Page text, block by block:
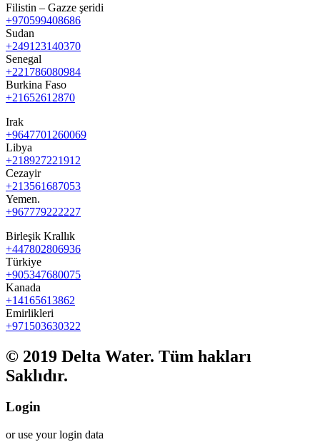
Filistin – Gazze şeridi
+970599408686
Sudan
+249123140370
Senegal
+221786080984
Burkina Faso
+21652612870
Irak
+9647701260069
Libya
+218927221912
Cezayir
+213561687053
Yemen.
+967779222227
Birleşik Krallık
+447802806936
Türkiye
+905347680075
Kanada
+14165613862
Emirlikleri
+971503630322
© 2019 Delta Water. Tüm hakları
Saklıdır.
Login
or use your login data